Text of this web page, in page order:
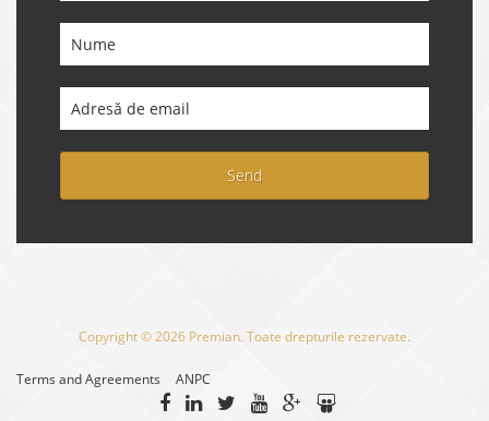
Send
Copyright © 2026 Premian. Toate drepturile rezervate.
Terms and Agreements ANPC